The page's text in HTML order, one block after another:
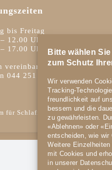
bis Freitag
12.00 Uhr
17.00 Uhr
vereinbaren
044 251 00 40
für Schlafmedizin 2026 –
Bitte wählen
zum Schutz
Wir verwenden
Tracking-
freundlich­keit auf
bessern und die
zu gewähr­leisten.
«Ablehnen» oder
ent­scheiden, wie wir
Weitere
mit Cookies und
in unserer